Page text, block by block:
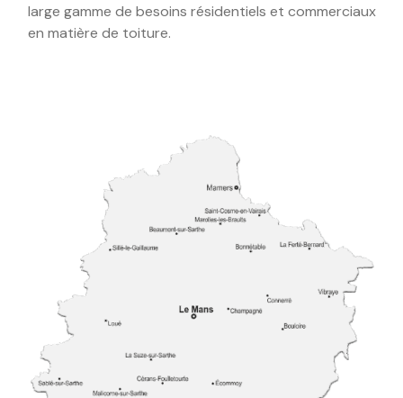
large gamme de besoins résidentiels et commerciaux
en matière de toiture.